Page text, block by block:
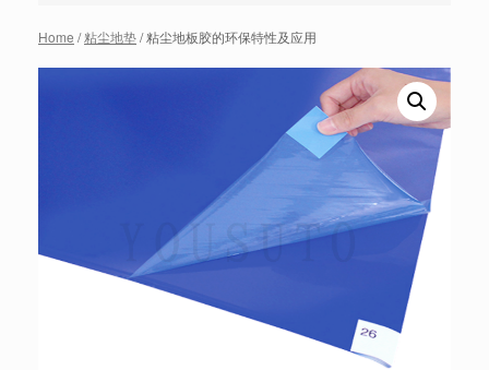
Home /粘尘地垫/ 粘尘地板胶的环保特性及应用